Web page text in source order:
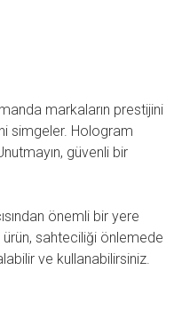
markaların prestijini
simgeler. Hologram
güvenli bir
önemli bir yere
sahteciliği önlemede
ve kullanabilirsiniz.